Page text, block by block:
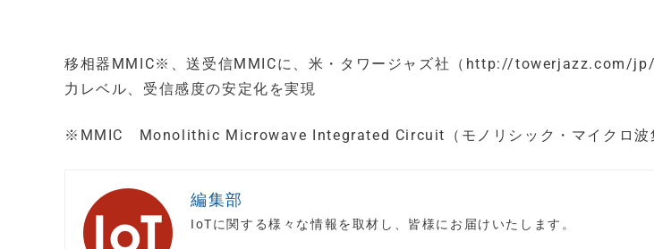
移相器MMIC※、送受信MMICに、米・タワージャズ社（http://towerjazz.com/jp/
力レベル、受信感度の安定化を実現
※MMIC Monolithic Microwave Integrated Circuit（モノリシック・マイクロ波
編集部
IoTに関する様々な情報を取材し、皆様にお届けいたします。